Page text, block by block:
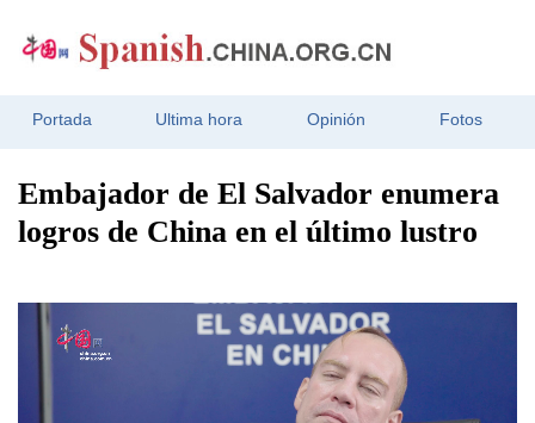
Portada Ultima hora Opinión Fotos
Embajador de El Salvador enumera
logros de China en el último lustro